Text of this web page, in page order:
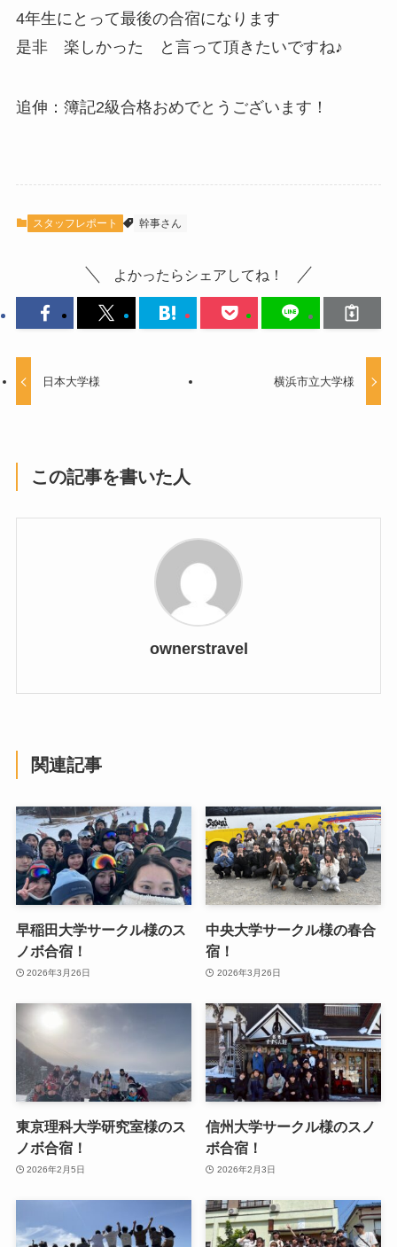
4年生にとって最後の合宿になります
是非 楽しかった と言って頂きたいですね♪
追伸：簿記2級合格おめでとうございます！
スタッフレポート 幹事さん
よかったらシェアしてね！
日本大学様 横浜市立大学様
この記事を書いた人
ownerstravel
関連記事
早稲田大学サークル様のス
ノボ合宿！
2026年3月26日
中央大学サークル様の春合
宿！
2026年3月26日
東京理科大学研究室様のス
ノボ合宿！
2026年2月5日
信州大学サークル様のスノ
ボ合宿！
2026年2月3日